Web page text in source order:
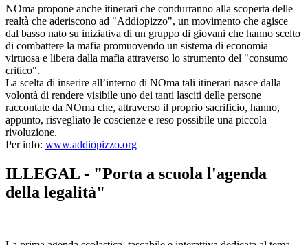
NOma propone anche itinerari che condurranno alla scoperta delle
realtà che aderiscono ad "Addiopizzo", un movimento che agisce
dal basso nato su iniziativa di un gruppo di giovani che hanno scelto
di combattere la mafia promuovendo un sistema di economia
virtuosa e libera dalla mafia attraverso lo strumento del "consumo
critico".
La scelta di inserire all’interno di NOma tali itinerari nasce dalla
volontà di rendere visibile uno dei tanti lasciti delle persone
raccontate da NOma che, attraverso il proprio sacrificio, hanno,
appunto, risvegliato le coscienze e reso possibile una piccola
rivoluzione.
Per info: www.addiopizzo.org
ILLEGAL - "Porta a scuola l'agenda
della legalità"